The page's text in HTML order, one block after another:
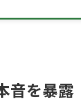
音を暴露